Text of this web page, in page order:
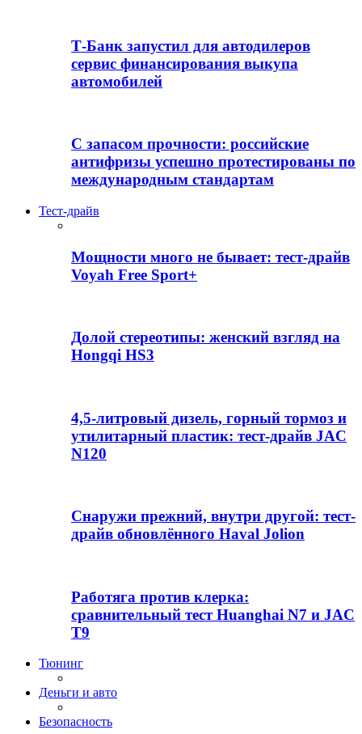
Т-Банк запустил для автодилеров
сервис финансирования выкупа
автомобилей
С запасом прочности: российские
антифризы успешно протестированы по
международным стандартам
Тест-драйв
Мощности много не бывает: тест-драйв
Voyah Free Sport+
Долой стереотипы: женский взгляд на
Hongqi HS3
4,5-литровый дизель, горный тормоз и
утилитарный пластик: тест-драйв JAC
N120
Снаружи прежний, внутри другой: тест-
драйв обновлённого Haval Jolion
Работяга против клерка:
сравнительный тест Huanghai N7 и JAC
T9
Тюнинг
Деньги и авто
Безопасность